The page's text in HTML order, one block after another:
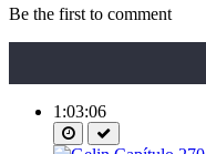
Be the first to comment
1:03:06